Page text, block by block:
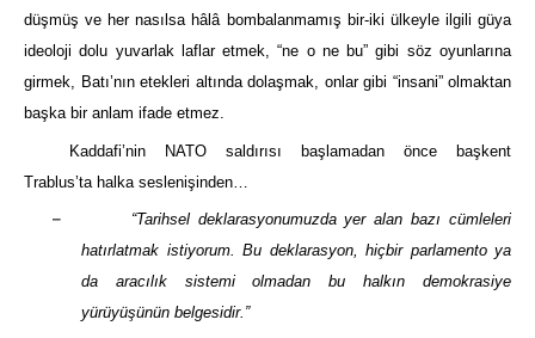
düşmüş ve her nasılsa hâlâ bombalanmamış bir-iki ülkeyle ilgili güya
ideoloji dolu yuvarlak laflar etmek, “ne o ne bu” gibi söz oyunlarına
girmek, Batı’nın etekleri altında dolaşmak, onlar gibi “insani” olmaktan
başka bir anlam ifade etmez.
Kaddafi’nin NATO saldırısı başlamadan önce başkent
Trablus’ta halka seslenişinden…
–
“Tarihsel deklarasyonumuzda yer alan bazı cümleleri
hatırlatmak istiyorum. Bu deklarasyon, hiçbir parlamento ya
da aracılık sistemi olmadan bu halkın demokrasiye
yürüyüşünün belgesidir.”